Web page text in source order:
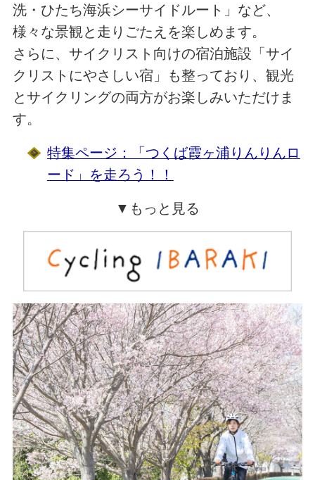
洗・ひたち海浜シーサイドルート」など、
様々な景観と走りごたえを楽しめます。
さらに、サイクリスト向けの宿泊施設「サイ
クリストにやさしい宿」も整っており、観光
とサイクリングの両方がお楽しみいただけま
す。
特集ページ：「つくば霞ヶ浦りんりんロ
ード」を走ろう！！
▼もっと見る